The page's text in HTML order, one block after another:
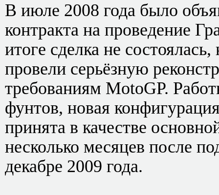
В июле 2008 года было
контракта на проведение
итоге сделка не
провели серьёзную
требованиям MotoGP.
фунтов, новая
принята в качестве
несколько месяцев после
декабре 2009 года.